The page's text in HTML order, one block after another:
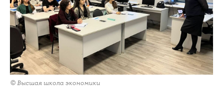
© Высшая школа экономики